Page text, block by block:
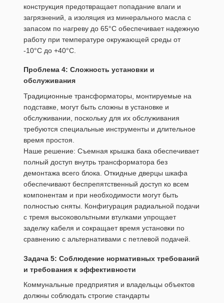
конструкция предотвращает попадание влаги и
загрязнений, а изоляция из минерального масла с
запасом по нагреву до 65°C обеспечивает надежную
работу при температуре окружающей среды от
-10°C до +40°C.
Проблема 4: Сложность установки и
обслуживания
Традиционные трансформаторы, монтируемые на
подставке, могут быть сложны в установке и
обслуживании, поскольку для их обслуживания
требуются специальные инструменты и длительное
время простоя.
Наше решение: Съемная крышка бака обеспечивает
полный доступ внутрь трансформатора без
демонтажа всего блока. Откидные дверцы шкафа
обеспечивают беспрепятственный доступ ко всем
компонентам и при необходимости могут быть
полностью сняты. Конфигурация радиальной подачи
с тремя высоковольтными втулками упрощает
заделку кабеля и сокращает время установки по
сравнению с альтернативами с петлевой подачей.
Задача 5: Соблюдение нормативных требований
и требования к эффективности
Коммунальные предприятия и владельцы объектов
должны соблюдать строгие стандарты